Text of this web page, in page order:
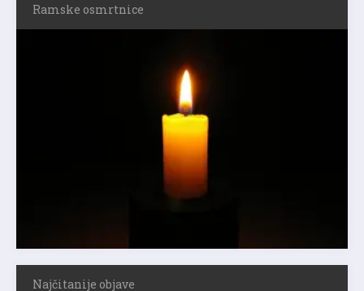
Ramske osmrtnice
Najčitanije objave